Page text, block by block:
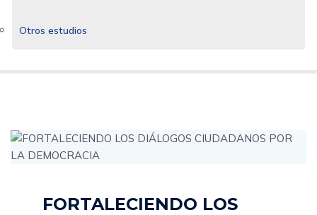
Otros estudios
FORTALECIENDO LOS